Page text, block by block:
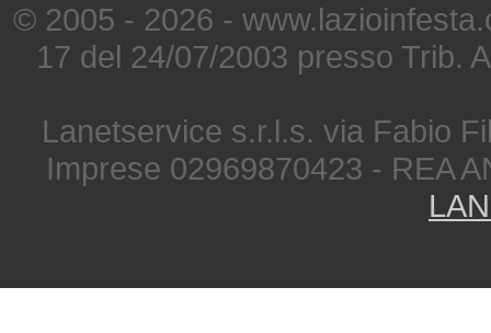
© 2005 - 2026 -
17 del 24/07/2003 presso Trib.
Lanetservice s.r.l.s. via Fabio
Imprese 02969870423 - REA